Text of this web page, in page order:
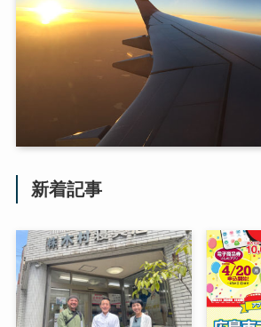
新着記事